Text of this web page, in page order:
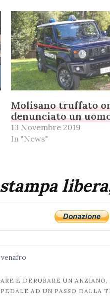
Molisano truffato
denunciato un
13 Novembre 2019
In "News"
venafro
E DERUBARE UN
AD UN PASSO DALLA